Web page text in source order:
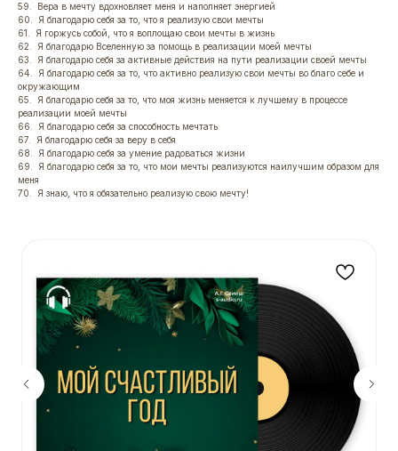
59. Вера в мечту вдохновляет меня и наполняет энергией
60. Я благодарю себя за то, что я реализую свои мечты
61. Я горжусь собой, что я воплощаю свои мечты в жизнь
62. Я благодарю Вселенную за помощь в реализации моей мечты
63. Я благодарю себя за активные действия на пути реализации своей мечты
64. Я благодарю себя за то, что активно реализую свои мечты во благо себе и
окружающим
65. Я благодарю себя за то, что моя жизнь меняется к лучшему в процессе
реализации моей мечты
66. Я благодарю себя за способность мечтать
67. Я благодарю себя за веру в себя
68. Я благодарю себя за умение радоваться жизни
69. Я благодарю себя за то, что мои мечты реализуются наилучшим образом для
меня
70. Я знаю, что я обязательно реализую свою мечту!